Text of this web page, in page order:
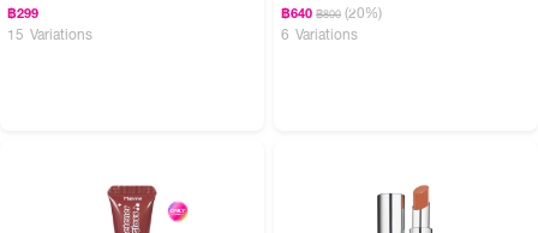
฿299
15 Variations
฿640 ฿800 (20%)
6 Variations